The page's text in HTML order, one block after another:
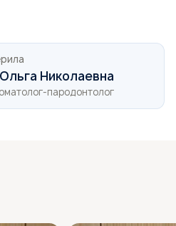
Николаевна
пародонтолог